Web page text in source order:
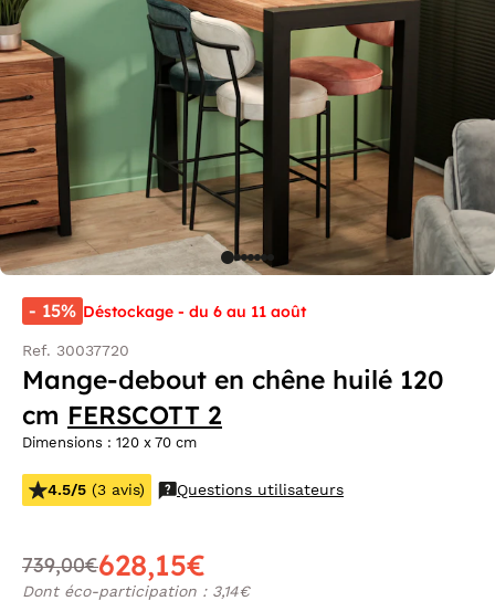
- 15% Déstockage - du 6 au 11 août
Ref. 30037720
Mange-debout en chêne huilé 120
cm FERSCOTT 2
Dimensions : 120 x 70 cm
4.5/5 (3 avis) Questions utilisateurs
739,00€628,15€
Dont éco-participation : 3,14€